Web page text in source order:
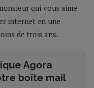
qui vous aime
internet en une
de trois ans.
Agora
boîte mail